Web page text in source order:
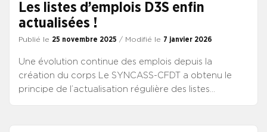
Les listes d’emplois D3S enfin
actualisées !
Publié le 25 novembre 2025 / Modifié le 7 janvier 2026
Une évolution continue des emplois depuis la
création du corps Le SYNCASS-CFDT a obtenu le
principe de l’actualisation régulière des listes